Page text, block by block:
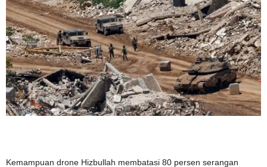
Kemampuan drone Hizbullah membatasi 80 persen serangan